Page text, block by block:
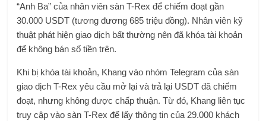
“Anh Ba” của nhân viên sàn T-Rex để chiếm đoạt gần
30.000 USDT (tương đương 685 triệu đồng). Nhân viên kỹ
thuật phát hiện giao dịch bất thường nên đã khóa tài khoản
để không bán số tiền trên.
Khi bị khóa tài khoản, Khang vào nhóm Telegram của sàn
giao dịch T-Rex yêu cầu mở lại và trả lại USDT đã chiếm
đoạt, nhưng không được chấp thuận. Từ đó, Khang liên tục
truy cập vào sàn T-Rex để lấy thông tin của 29.000 khách